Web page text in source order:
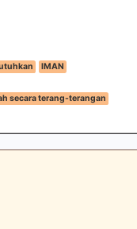
IMAN
secara terang-terangan